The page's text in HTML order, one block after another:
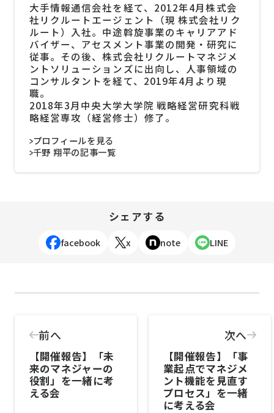
大手情報通信会社を経て、2012年4月株式会
社リクルートエージェント（現 株式会社リク
ルート）入社。中途斡旋事業のキャリアアド
バイザー、アセスメント事業の開発・研究に
従事。その後、株式会社リクルートマネジメ
ントソリューションズに出向し、人事領域の
コンサルタントを経て、2019年4月より現
職。
2018年3月中央大学大学院 戦略経営研究科戦
略経営専攻（経営修士）修了。
プロフィールを見る
千野 翔平の記事一覧
シェアする
facebook x note LINE
前へ
【開催報告】「未
来のマネジャーの
役割」を一緒に考
える会
次へ
【開催報告】「事
業起点でマネジメ
ント機能を見直す
プロセス」を一緒
に考える会